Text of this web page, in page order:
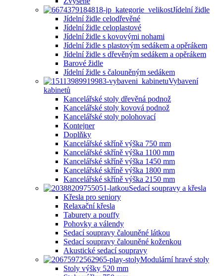
Jídelní židle
Jídelní židle celodřevěné
Jídelní židle celoplastové
Jídelní židle s kovovými nohami
Jídelní židle s plastovým sedákem a opěrákem
Jídelní židle s dřevěným sedákem a opěrákem
Barové židle
Jídelní židle s čalouněným sedákem
Vybavení
kabinetů
Kancelářské stoly dřevěná podnož
Kancelářské stoly kovová podnož
Kancelářské stoly polohovací
Kontejner
Doplňky
Kancelářské skříně výška 750 mm
Kancelářské skříně výška 1100 mm
Kancelářské skříně výška 1450 mm
Kancelářské skříně výška 1800 mm
Kancelářské skříně výška 2150 mm
Sedací soupravy a křesla
Křesla pro seniory
Relaxační křesla
Taburety a pouffy
Pohovky a válendy
Sedací soupravy čalouněné látkou
Sedací soupravy čalouněné koženkou
Akustické sedací soupravy
Modulární hravé stoly
Stoly výšky 520 mm